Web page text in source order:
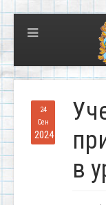
24
Сен
2024
в